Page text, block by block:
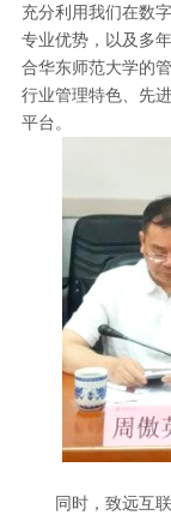
充分利用我们在数
专业优势，以及多
合华东师范大学的
行业管理特色、先
平台。
同时，致远互